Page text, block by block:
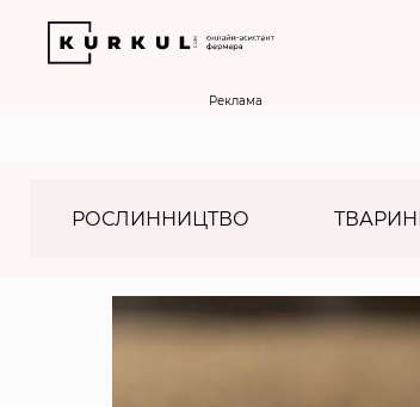
Реклама
РОСЛИННИЦТВО